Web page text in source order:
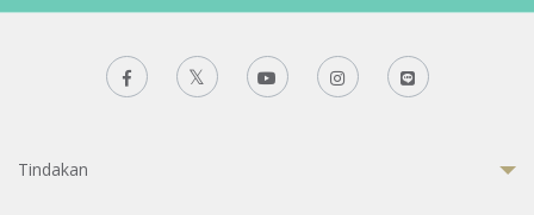
Tindakan